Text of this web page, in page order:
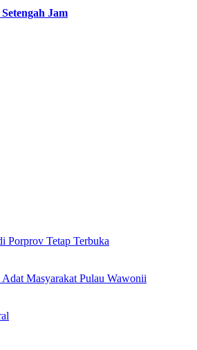
Jam
Porprov Tetap Terbuka
Masyarakat Pulau Wawonii